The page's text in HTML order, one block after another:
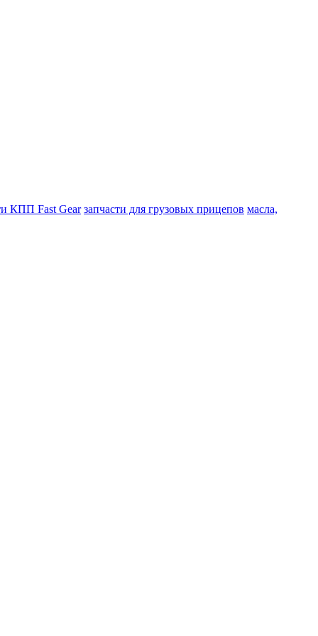
КПП Fast Gear запчасти для грузовых прицепов масла,